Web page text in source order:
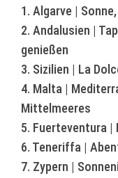
1. Algarve |
2. Andalusien |
genießen
3. Sizilien | La
4. Malta |
Mittelmeeres
5. Fuerteventura |
6. Teneriffa |
7. Zypern |